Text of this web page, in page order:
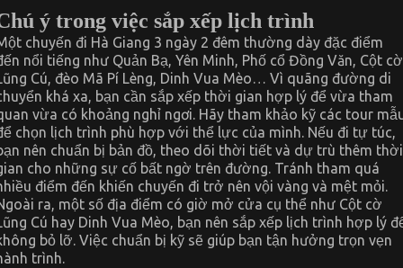
ý trong việc sắp xếp lịch trình
chuyến đi Hà Giang 3 ngày 2 đêm thường dày đặc điểm
nổi tiếng như Quản Bạ, Yên Minh, Phố cổ Đồng Văn, Cột cờ
Cú, đèo Mã Pí Lèng, Dinh Vua Mèo… Vì quãng đường di
khá xa, bạn cần sắp xếp thời gian hợp lý để vừa tham
vừa có khoảng nghỉ ngơi. Hãy tham khảo kỹ các tour
chọn lịch trình phù hợp với thể lực của mình. Nếu đi tự túc,
nên chuẩn bị bản đồ, theo dõi thời tiết và dự trù thêm thời
cho những sự cố bất ngờ trên đường. Tránh tham quá
điểm đến khiến chuyến đi trở nên vội vàng và mệt mỏi.
ra, một số địa điểm có giờ mở cửa cụ thể như Cột cờ
Cú hay Dinh Vua Mèo, bạn nên sắp xếp lịch trình hợp lý
bỏ lỡ. Việc chuẩn bị kỹ sẽ giúp bạn tận hưởng trọn vẹn
trình.